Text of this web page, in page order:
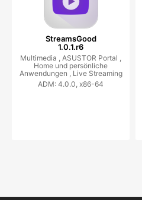
StreamsGood
1.0.1.r6
Multimedia , ASUSTOR Portal ,
Home und persönliche
Anwendungen , Live Streaming
ADM: 4.0.0, x86-64